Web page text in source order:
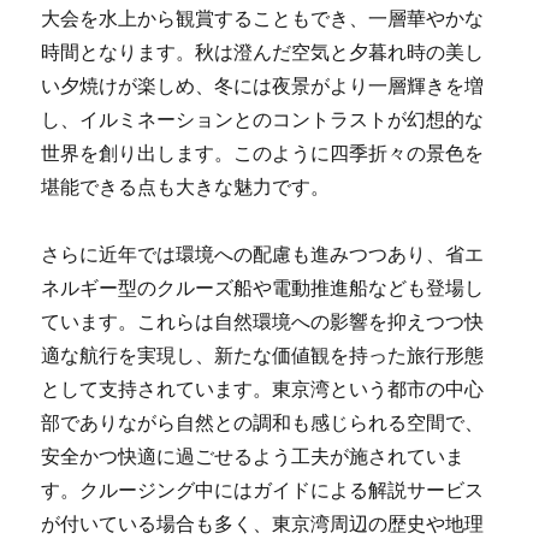
大会を水上から観賞することもでき、一層華やかな
時間となります。秋は澄んだ空気と夕暮れ時の美し
い夕焼けが楽しめ、冬には夜景がより一層輝きを増
し、イルミネーションとのコントラストが幻想的な
世界を創り出します。このように四季折々の景色を
堪能できる点も大きな魅力です。
さらに近年では環境への配慮も進みつつあり、省エ
ネルギー型のクルーズ船や電動推進船なども登場し
ています。これらは自然環境への影響を抑えつつ快
適な航行を実現し、新たな価値観を持った旅行形態
として支持されています。東京湾という都市の中心
部でありながら自然との調和も感じられる空間で、
安全かつ快適に過ごせるよう工夫が施されていま
す。クルージング中にはガイドによる解説サービス
が付いている場合も多く、東京湾周辺の歴史や地理